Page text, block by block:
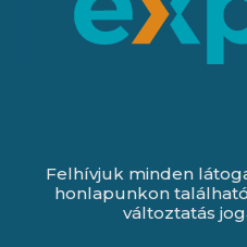
Felhívjuk minden
honlapunkon
változtatás